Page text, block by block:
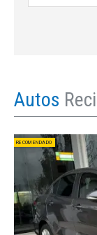
Autos
RECOMENDADO